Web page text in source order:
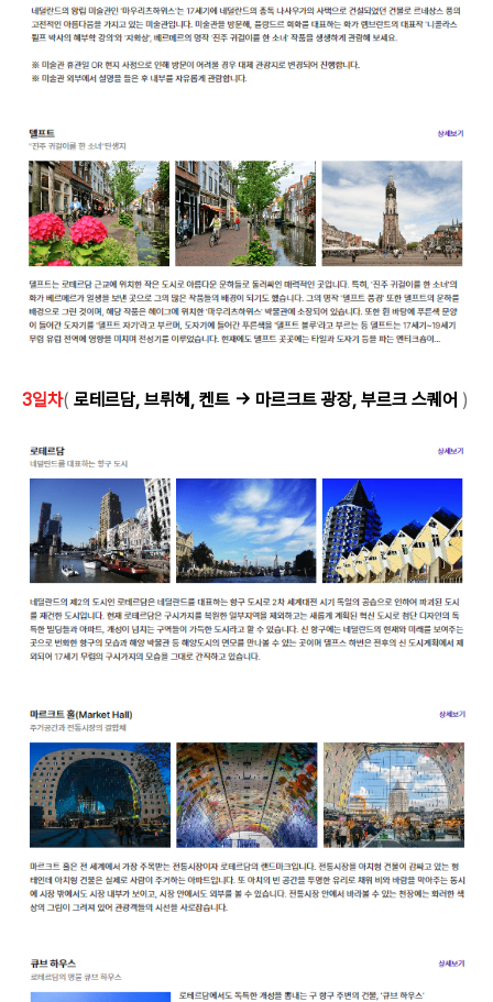
3일차( 로테르담, 브뤼헤, 켄트 → 마르크트 광장, 부르크 스퀘어 )